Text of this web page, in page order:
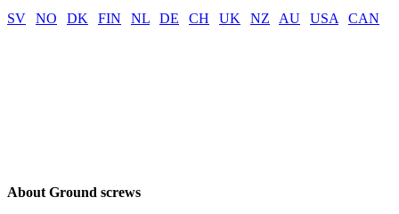
SV NO DK FIN NL DE CH UK NZ AU USA CAN
About Ground screws